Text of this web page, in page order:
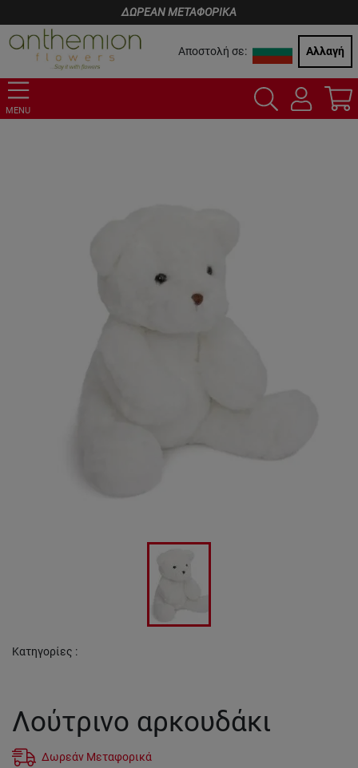
ΔΩΡΕΑΝ ΜΕΤΑΦΟΡΙΚΑ
Αποστολή σε: Αλλαγή
MENU
Κατηγορίες :
Λούτρινο αρκουδάκι
Δωρεάν Μεταφορικά